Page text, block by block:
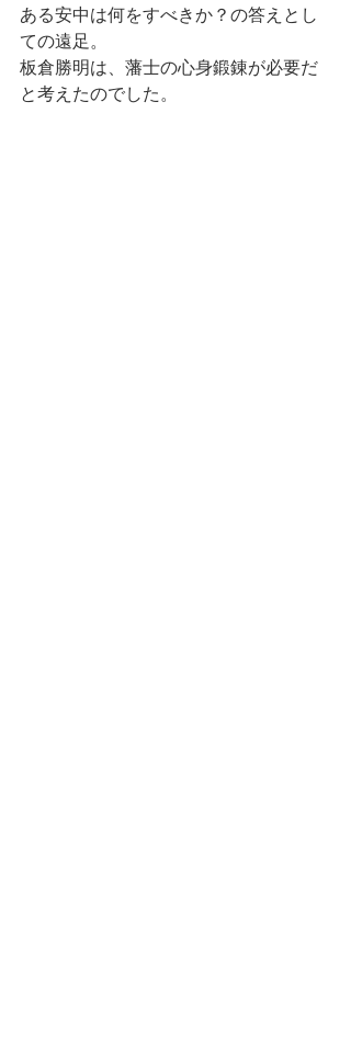
ある安中は何をすべきか？の答えとし
ての遠足。
板倉勝明は、藩士の心身鍛錬が必要だ
と考えたのでした。